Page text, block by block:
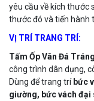
yêu cầu về kích thước
thước đó và tiến hành
VỊ TRÍ TRANG TRÍ:
Tấm Ốp Vân Đá
công trình dân dụng,
Dùng để trang trí bức
giường, bức vách đại